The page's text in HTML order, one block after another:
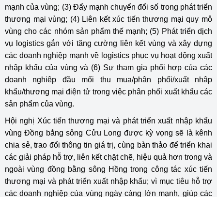
mạnh của vùng; (3) Đẩy mạnh chuyển đổi số trong phát triển
thương mại vùng; (4) Liên kết xúc tiến thương mại quy mô
vùng cho các nhóm sản phẩm thế mạnh; (5) Phát triển dịch
vụ logistics gắn với tăng cường liên kết vùng và xây dựng
các doanh nghiệp mạnh về logistics phục vụ hoạt động xuất
nhập khẩu của vùng và (6) Sự tham gia phối hợp của các
doanh nghiệp đầu mối thu mua/phân phối/xuất nhập
khẩu/thương mại điện tử trong việc phân phối xuất khẩu các
sản phẩm của vùng.
Hội nghị Xúc tiến thương mại và phát triển xuất nhập khẩu
vùng Đồng bằng sông Cửu Long được kỳ vọng sẽ là kênh
chia sẻ, trao đổi thông tin giá trị, cùng bàn thảo để triển khai
các giải pháp hỗ trợ, liên kết chặt chẽ, hiệu quả hơn trong và
ngoài vùng đồng bằng sông Hồng trong công tác xúc tiến
thương mại và phát triển xuất nhập khẩu; vì mục tiêu hỗ trợ
các doanh nghiệp của vùng ngày càng lớn mạnh, giúp các